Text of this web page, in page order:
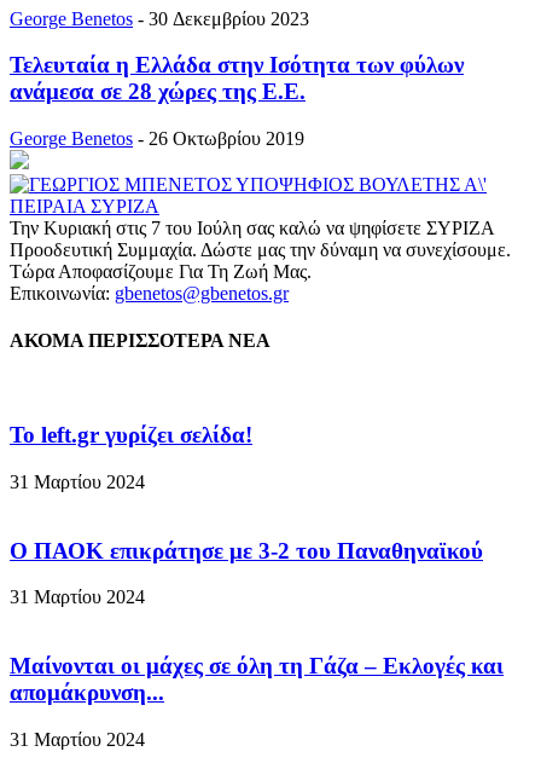
George Benetos - 30 Δεκεμβρίου 2023
Τελευταία η Ελλάδα στην Ισότητα των φύλων
ανάμεσα σε 28 χώρες της Ε.Ε.
George Benetos - 26 Οκτωβρίου 2019
Την Κυριακή στις 7 του Ιούλη σας καλώ να ψηφίσετε ΣΥΡΙΖΑ
Προοδευτική Συμμαχία. Δώστε μας την δύναμη να συνεχίσουμε.
Τώρα Αποφασίζουμε Για Τη Ζωή Μας.
Επικοινωνία: gbenetos@gbenetos.gr
ΑΚΟΜΑ ΠΕΡΙΣΣΟΤΕΡΑ ΝΕΑ
To left.gr γυρίζει σελίδα!
31 Μαρτίου 2024
Ο ΠΑΟΚ επικράτησε με 3-2 του Παναθηναϊκού
31 Μαρτίου 2024
Μαίνονται οι μάχες σε όλη τη Γάζα – Eκλογές και
απομάκρυνση...
31 Μαρτίου 2024